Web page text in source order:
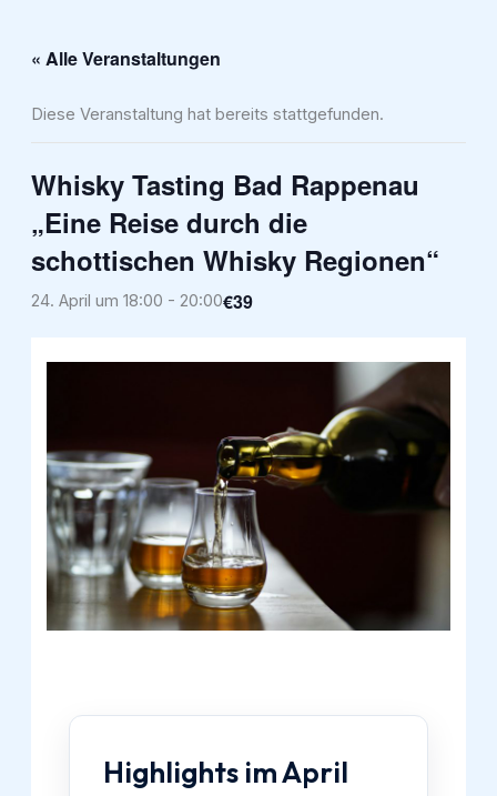
springen« Alle Veranstaltungen
Diese Veranstaltung hat bereits stattgefunden.
Whisky Tasting Bad Rappenau
„Eine Reise durch die
schottischen Whisky Regionen“
24. April um 18:00 - 20:00€39
Highlights im April